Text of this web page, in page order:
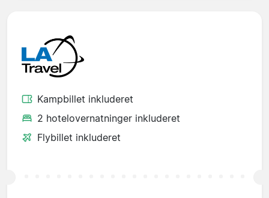
Kampbillet inkluderet
2 hotelovernatninger inkluderet
Flybillet inkluderet